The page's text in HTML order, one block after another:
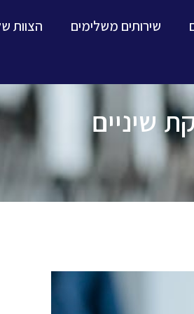
שירותים משלימים הצוות
שיניים